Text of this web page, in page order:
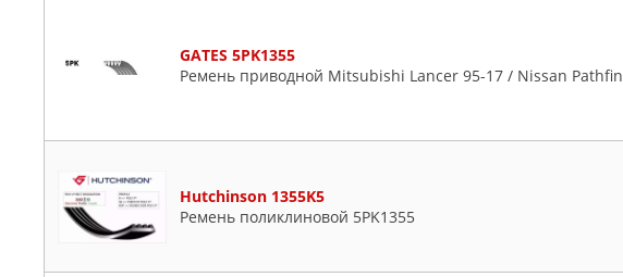
GATES 5PK1355
Ремень приводной Mitsubishi Lancer 95-17 / Nissan
Hutchinson 1355K5
Ремень поликлиновой 5PK1355